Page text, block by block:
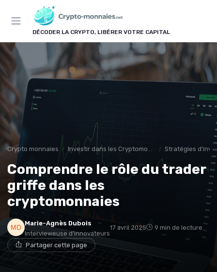
DÉCODER LA CRYPTO, LIBÉRER VOTRE CAPITAL
Crypto monnaies Investir dans les Cryptomonnaies Stratégies
Comprendre le rôle du trader
griffe dans les
cryptomonnaies
Marie-Agnès Dubois
Intervieweuse d'innovateurs
17 avril 2025 9 min de lecture
Partager cette page
Panneau de gestion des cookies